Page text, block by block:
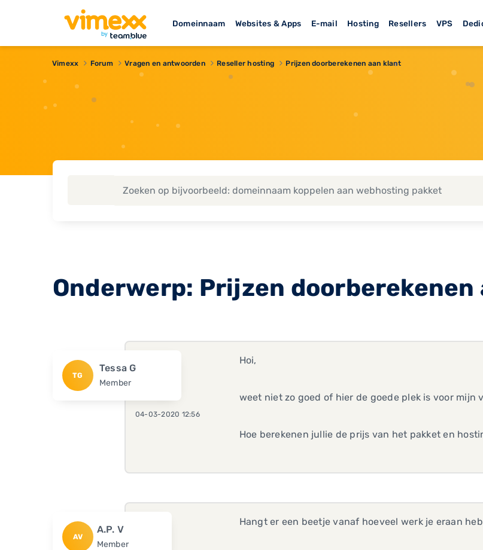
Domeinnaam Websites & Apps E-mail Hosting Resellers VPS
Vimexx Forum Vragen en antwoorden Reseller hosting Prijzen doorberekenen aan klant
Onderwerp: Prijzen doorberekenen
TG
Tessa G
Member
04-03-2020 12:56
Hoi,
weet niet zo goed of hier de goede plek is voor mijn
Hoe berekenen jullie de prijs van het pakket en
AV
A.P. V
Member
Hangt er een beetje vanaf hoeveel werk je eraan